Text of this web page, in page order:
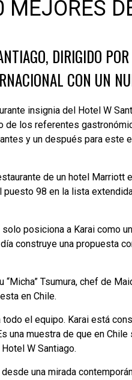
MEJORES
DIRIGIDO
CON UN
insignia del Hotel W
de los referentes
y un después para
de un hotel
98 en la lista
posiciona a Karai como
construye una propuesta
Tsumura, chef de
en Chile.
el equipo. Karai está
una muestra de que en
W Santiago.
una mirada